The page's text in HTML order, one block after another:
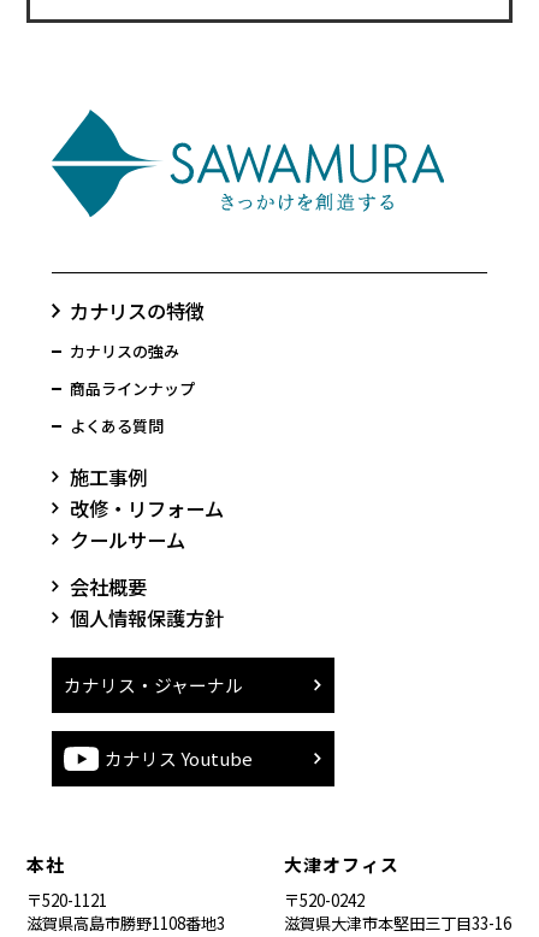
カナリスの特徴
カナリスの強み
商品ラインナップ
よくある質問
施工事例
改修・リフォーム
クールサーム
会社概要
個人情報保護方針
カナリス・ジャーナル
カナリス Youtube
本社
〒520-1121
滋賀県高島市勝野1108番地3
大津オフィス
〒520-0242
滋賀県大津市本堅田三丁目33-16